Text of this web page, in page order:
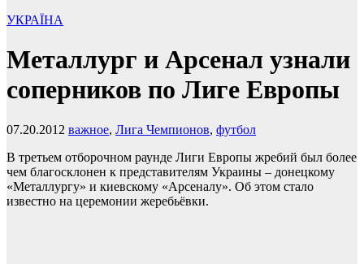
УКРАЇНА
Металлург и Арсенал узнали
соперников по Лиге Европы
07.20.2012 важное, Лига Чемпионов, футбол
В третьем отборочном раунде Лиги Европы жребий был более
чем благосклонен к представителям Украины – донецкому
«Металлургу» и киевскому «Арсеналу». Об этом стало
известно на церемонии жеребьёвки.